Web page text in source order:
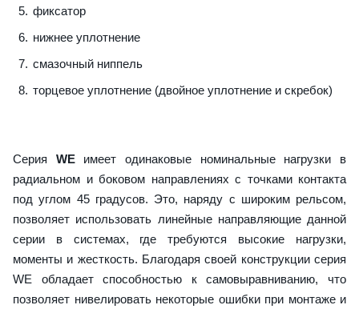
фиксатор
нижнее уплотнение
смазочный ниппель
торцевое уплотнение (двойное уплотнение и скребок)
Серия WEимеет одинаковые номинальные нагрузки в
радиальном и боковом направлениях с точками контакта
под углом 45 градусов. Это, наряду с широким рельсом,
позволяет использовать линейные направляющие данной
серии в системах, где требуются высокие нагрузки,
моменты и жесткость. Благодаря своей конструкции серия
WE обладает способностью к самовыравниванию, что
позволяет нивелировать некоторые ошибки при монтаже и